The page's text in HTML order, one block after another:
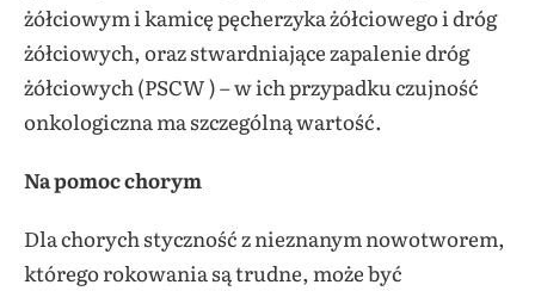
żółciowym i kamicę pęcherzyka żółciowego i dróg
żółciowych, oraz stwardniające zapalenie dróg
żółciowych (PSCW ) – w ich przypadku czujność
onkologiczna ma szczególną wartość.
Na pomoc chorym
Dla chorych styczność z nieznanym nowotworem,
którego rokowania są trudne, może być